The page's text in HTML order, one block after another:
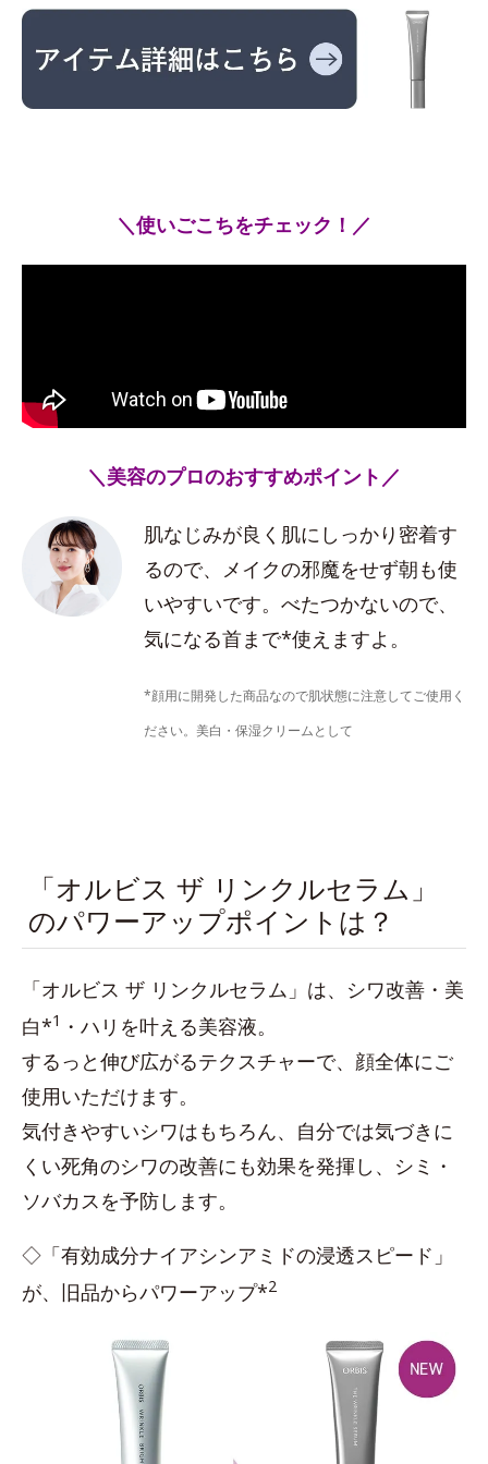
＼使いごこちをチェック！／
＼美容のプロのおすすめポイント／
肌なじみが良く肌にしっかり密着す
るので、メイクの邪魔をせず朝も使
いやすいです。べたつかないので、
気になる首まで*使えますよ。
*顔用に開発した商品なので肌状態に注意してご使用く
ださい。美白・保湿クリームとして
「オルビス ザ リンクルセラム」
のパワーアップポイントは？
「オルビス ザ リンクルセラム」は、シワ改善・美
白*1 ・ハリを叶える美容液。
するっと伸び広がるテクスチャーで、顔全体にご
使用いただけます。
気付きやすいシワはもちろん、自分では気づきに
くい死角のシワの改善にも効果を発揮し、シミ・
ソバカスを予防します。
◇「有効成分ナイアシンアミドの浸透スピード」
が、旧品からパワーアップ*2